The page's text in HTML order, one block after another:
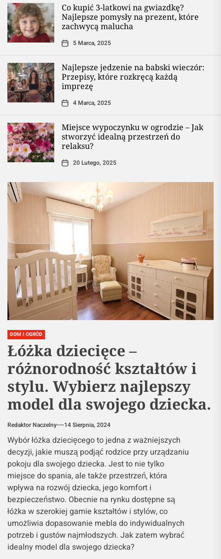
Co kupić 3-latkowi na gwiazdkę?
Najlepsze pomysły na prezent, które
zachwycą malucha
5 Marca, 2025
Najlepsze jedzenie na babski wieczór:
Przepisy, które rozkręcą każdą
imprezę
4 Marca, 2025
Miejsce wypoczynku w ogrodzie – Jak
stworzyć idealną przestrzeń do
relaksu?
20 Lutego, 2025
DOM I OGRÓD
Łóżka dziecięce –
różnorodność kształtów i
stylu. Wybierz najlepszy
model dla swojego dziecka.
Redaktor Naczelny 14 Sierpnia, 2024
Wybór łóżka dziecięcego to jedna z ważniejszych
decyzji, jakie muszą podjąć rodzice przy urządzaniu
pokoju dla swojego dziecka. Jest to nie tylko
miejsce do spania, ale także przestrzeń, która
wpływa na rozwój dziecka, jego komfort i
bezpieczeństwo. Obecnie na rynku dostępne są
łóżka w szerokiej gamie kształtów i stylów, co
umożliwia dopasowanie mebla do indywidualnych
potrzeb i gustów najmłodszych. Jak zatem wybrać
idealny model dla swojego dziecka?